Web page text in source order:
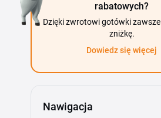
rabatowych?
Dzięki zwrotowi gotówki
zniżkę.
Dowiedz się więcej
Nawigacja